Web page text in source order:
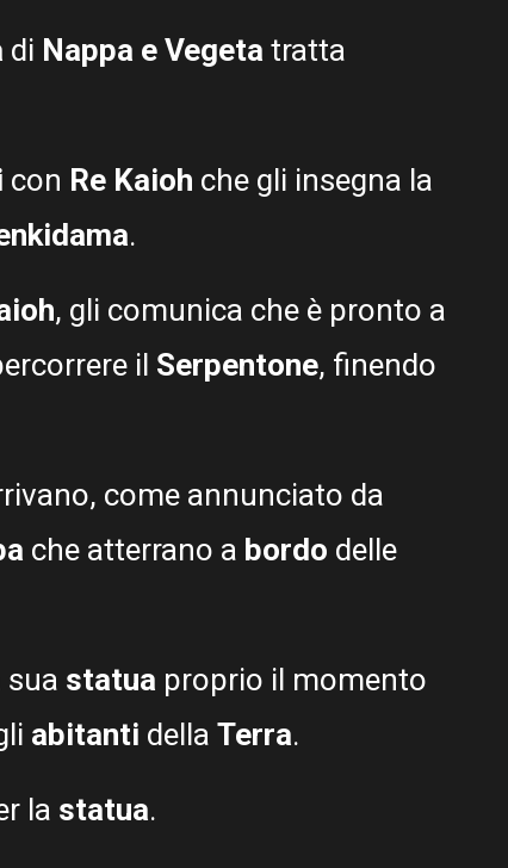
di Nappa e Vegeta tratta
con Re Kaioh che gli insegna la
.
, gli comunica che è pronto a
il Serpentone, finendo
come annunciato da
che atterrano a bordo delle
sua statua proprio il momento
abitanti della Terra.
la statua.